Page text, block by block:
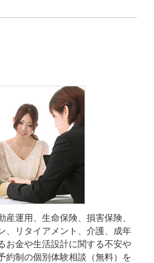
運用、生命保険、損害保険、
、リタイアメント、介護、成年
お金や生活設計に関する不安や
約制の個別体験相談（無料）を